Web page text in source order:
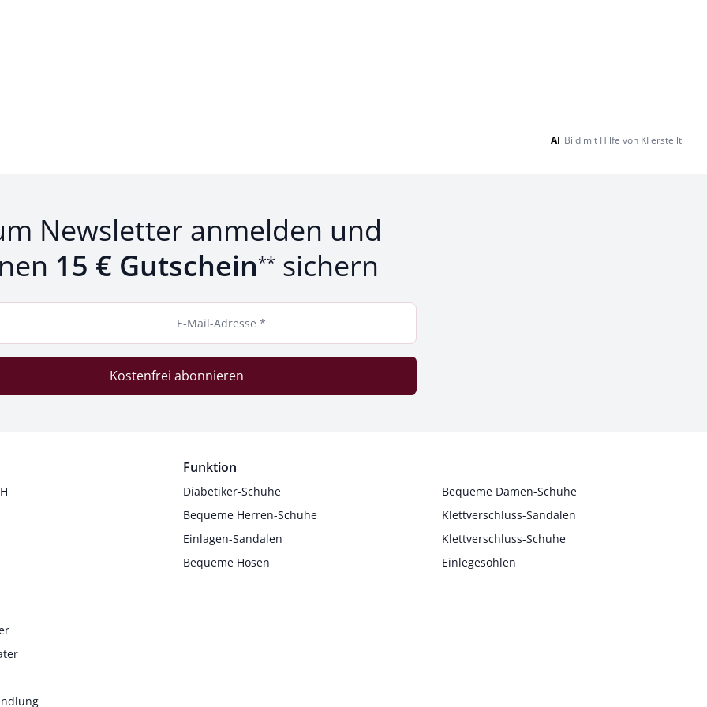
AI Bild mit Hilfe von KI erstellt
Newsletter anmelden und
15 € Gutschein** sichern
E-Mail-Adresse *
Kostenfrei abonnieren
Funktion
Diabetiker-Schuhe
Bequeme Damen-Schuhe
Bequeme Herren-Schuhe
Klettverschluss-Sandalen
Einlagen-Sandalen
Klettverschluss-Schuhe
Bequeme Hosen
Einlegesohlen